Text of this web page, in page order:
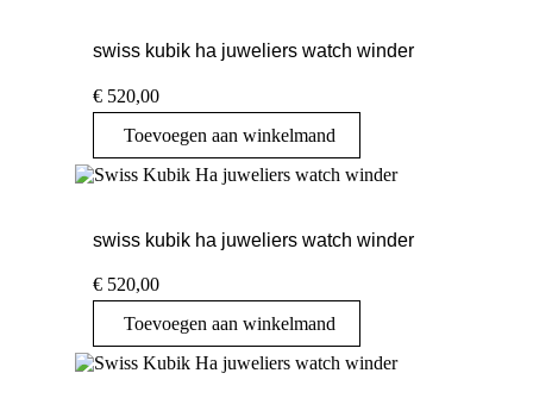
swiss kubik ha juweliers watch winder
€ 520,00
Toevoegen aan winkelmand
swiss kubik ha juweliers watch winder
€ 520,00
Toevoegen aan winkelmand